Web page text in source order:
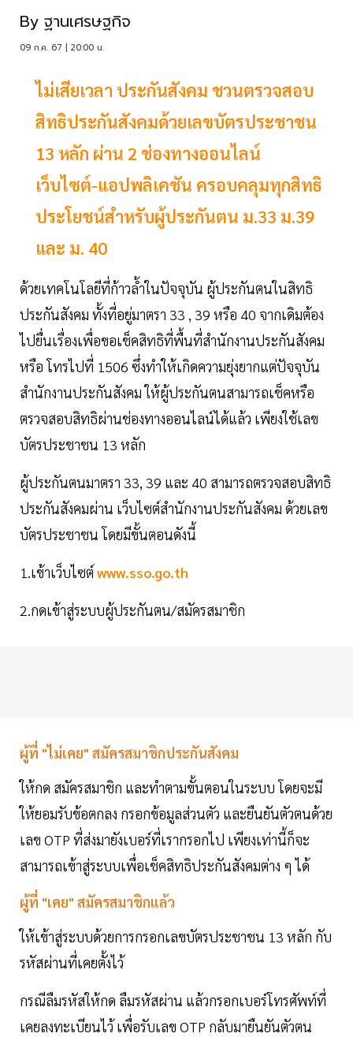
By ฐานเศรษฐกิจ
09 ก.ค. 67 | 20:00 น.
ไม่เสียเวลา ประกันสังคม ชวนตรวจสอบ
สิทธิประกันสังคมด้วยเลขบัตรประชาชน
13 หลัก ผ่าน 2 ช่องทางออนไลน์
เว็บไซต์-แอปพลิเคชัน ครอบคลุมทุกสิทธิ
ประโยชน์สำหรับผู้ประกันตน ม.33 ม.39
และ ม. 40
ด้วยเทคโนโลยีที่ก้าวล้ำในปัจจุบัน ผู้ประกันตนในสิทธิ
ประกันสังคม ทั้งที่อยู่มาตรา 33 , 39 หรือ 40 จากเดิมต้อง
ไปยื่นเรื่องเพื่อขอเช็คสิทธิที่พื้นที่สำนักงานประกันสังคม
หรือ โทรไปที่ 1506 ซึ่งทำให้เกิดความยุ่งยากแต่ปัจจุบัน
สำนักงานประกันสังคม ให้ผู้ประกันตนสามารถเช็คหรือ
ตรวจสอบสิทธิผ่านช่องทางออนไลน์ได้แล้ว เพียงใช้เลข
บัตรประชาชน 13 หลัก
ผู้ประกันตนมาตรา 33, 39 และ 40 สามารถตรวจสอบสิทธิ
ประกันสังคมผ่าน เว็บไซต์สำนักงานประกันสังคม ด้วยเลข
บัตรประชาชน โดยมีขั้นตอนดังนี้
1.เข้าเว็บไซต์ www.sso.go.th
2.กดเข้าสู่ระบบผู้ประกันตน/สมัครสมาชิก
ผู้ที่ "ไม่เคย" สมัครสมาชิกประกันสังคม
ให้กด สมัครสมาชิก และทำตามขั้นตอนในระบบ โดยจะมี
ให้ยอมรับข้อตกลง กรอกข้อมูลส่วนตัว และยืนยันตัวตนด้วย
เลข OTP ที่ส่งมายังเบอร์ที่เรากรอกไป เพียงเท่านี้ก็จะ
สามารถเข้าสู่ระบบเพื่อเช็คสิทธิประกันสังคมต่าง ๆ ได้
ผู้ที่ "เคย" สมัครสมาชิกแล้ว
ให้เข้าสู่ระบบด้วยการกรอกเลขบัตรประชาชน 13 หลัก กับ
รหัสผ่านที่เคยตั้งไว้
กรณีลืมรหัสให้กด ลืมรหัสผ่าน แล้วกรอกเบอร์โทรศัพท์ที่
เคยลงทะเบียนไว้ เพื่อรับเลข OTP กลับมายืนยันตัวตน